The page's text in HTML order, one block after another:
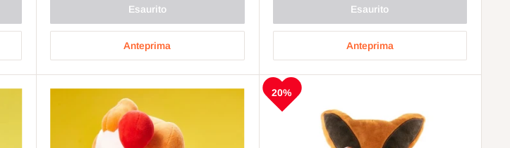
Esaurito
Anteprima
Esaurito
Anteprima
20%